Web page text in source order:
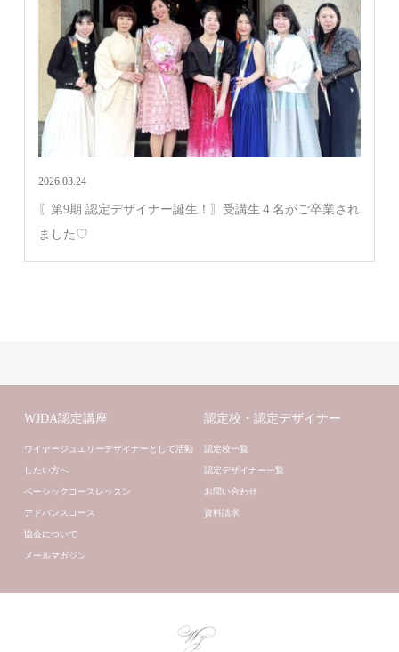
2026.03.24
〖第9期 認定デザイナー誕生！〗受講生４名がご卒業され
ました♡
WJDA認定講座
ワイヤージュエリーデザイナーとして活動
したい方へ
ベーシックコースレッスン
アドバンスコース
協会について
メールマガジン
認定校・認定デザイナー
認定校一覧
認定デザイナー一覧
お問い合わせ
資料請求